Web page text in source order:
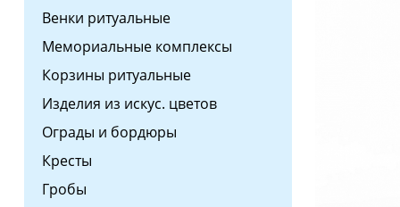
Венки ритуальные
Мемориальные комплексы
Корзины ритуальные
Изделия из искус. цветов
Ограды и бордюры
Кресты
Гробы